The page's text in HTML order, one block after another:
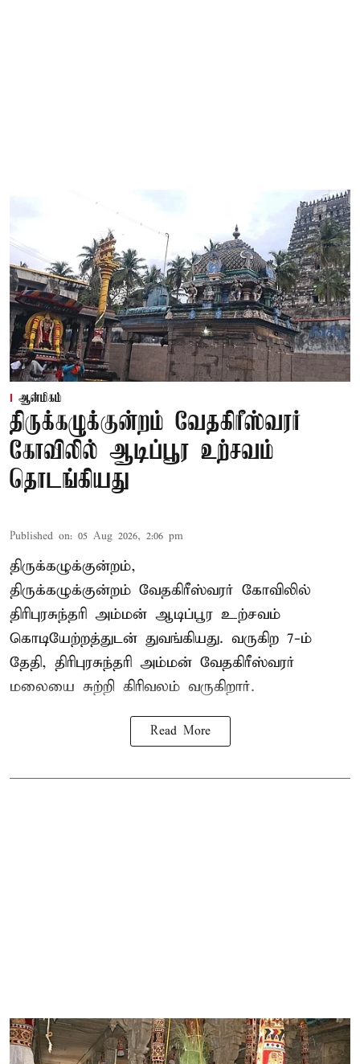
ஆன்மிகம்
திருக்கழுக்குன்றம் வேதகிரீஸ்வரர்
கோவிலில் ஆடிப்பூர உற்சவம்
தொடங்கியது
Published on: 05 Aug 2026, 2:06 pm
திருக்கழுக்குன்றம்,
திருக்கழுக்குன்றம் வேதகிரீஸ்வரர் கோவிலில்
திரிபுரசுந்தரி அம்மன் ஆடிப்பூர உற்சவம்
கொடியேற்றத்துடன் துவங்கியது. வருகிற 7-ம்
தேதி, திரிபுரசுந்தரி அம்மன் வேதகிரீஸ்வரர்
மலையை சுற்றி கிரிவலம் வருகிறார்.
Read More